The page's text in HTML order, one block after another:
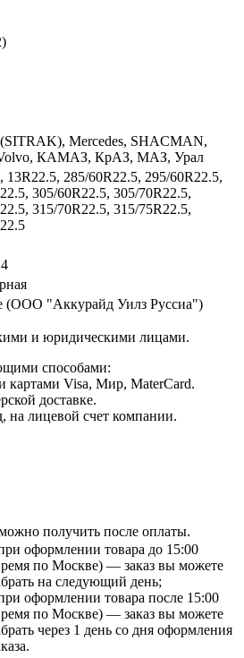
Mercedes, SHACMAN,
Volvo, КАМАЗ, КрАЗ, МАЗ, Урал
13R22.5, 285/60R22.5, 295/60R22.5,
305/60R22.5, 305/70R22.5,
315/70R22.5, 315/75R22.5,
(ООО "Аккурайд Уилз Руссиа")
и юридическими лицами.
способами:
картами Visa, Мир, MaterCard.
доставке.
на лицевой счет компании.
получить после оплаты.
оформлении товара до 15:00
по Москве) — заказ вы можете
на следующий день;
оформлении товара после 15:00
по Москве) — заказ вы можете
через 1 день со дня оформления